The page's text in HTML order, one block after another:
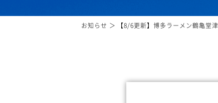
お知らせ 【8/6更新】博多ラーメン鶴亀